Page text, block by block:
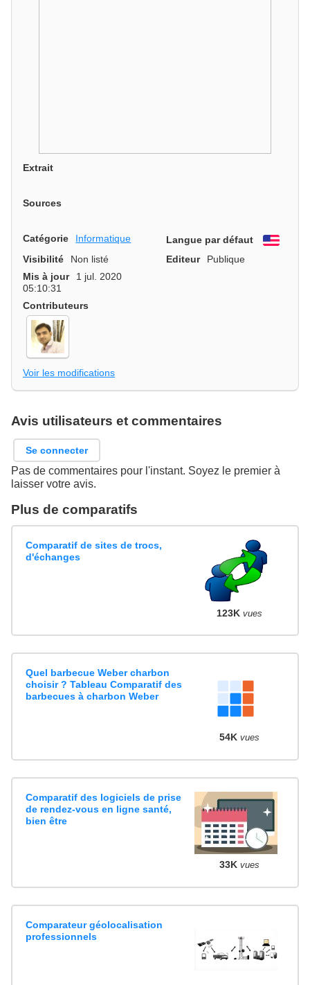
Extrait
Sources
Catégorie Informatique Langue par défaut
Visibilité
Non listé Editeur
Publique
Mis à jour
1 jul. 2020
05:10:31
Contributeurs
Voir les modifications
Avis utilisateurs et commentaires
Se connecter
Pas de commentaires pour l'instant. Soyez le premier à
laisser votre avis.
Plus de comparatifs
Comparatif de sites de trocs,
d'échanges
123K vues
Quel barbecue Weber charbon
choisir ? Tableau Comparatif des
barbecues à charbon Weber
54K vues
Comparatif des logiciels de prise
de rendez-vous en ligne santé,
bien être
33K vues
Comparateur géolocalisation
professionnels